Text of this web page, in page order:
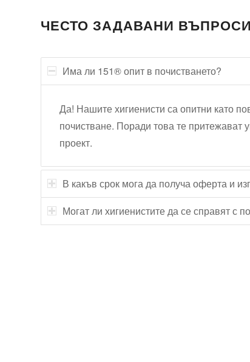
ЧЕСТО ЗАДАВАНИ ВЪПРОСИ
Има ли 151® опит в почистването?
Да! Нашите хигиенисти са опитни като
почистване. Поради това те притежават
проект.
В какъв срок мога да получа оферта и
Могат ли хигиенистите да се справят с